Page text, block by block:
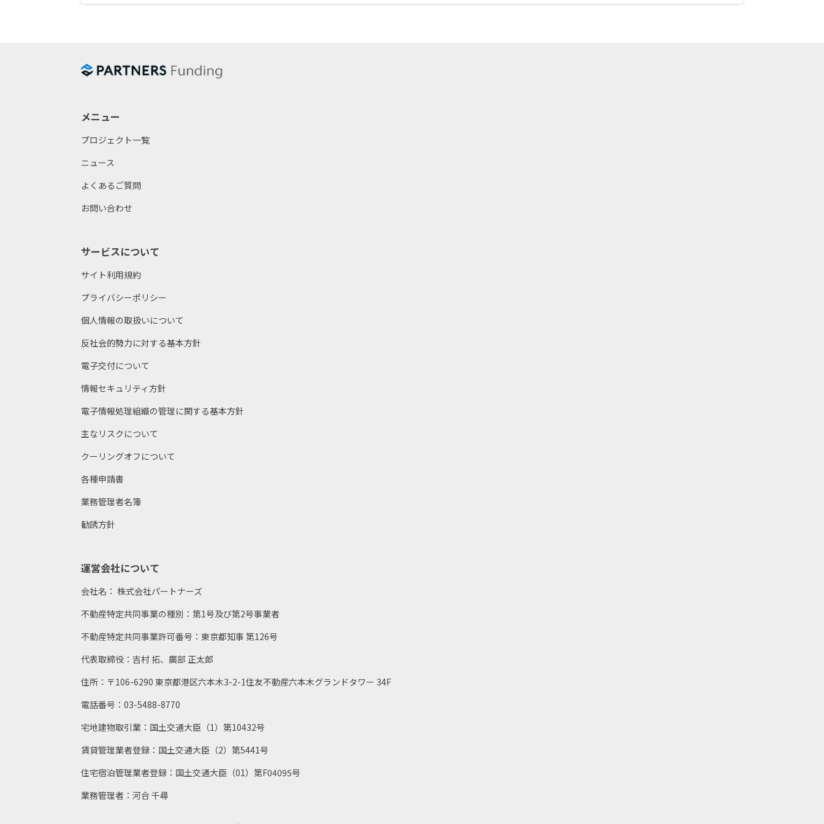
メニュー
プロジェクト一覧
ニュース
よくあるご質問
お問い合わせ
サービスについて
サイト利用規約
プライバシーポリシー
個人情報の取扱いについて
反社会的勢力に対する基本方針
電子交付について
情報セキュリティ方針
電子情報処理組織の管理に関する基本方針
主なリスクについて
クーリングオフについて
各種申請書
業務管理者名簿
勧誘方針
運営会社について
会社名： 株式会社パートナーズ
不動産特定共同事業の種別：第1号及び第2号事業者
不動産特定共同事業許可番号：東京都知事 第126号
代表取締役：吉村 拓、廣部 正太郎
住所：〒106-6290 東京都港区六本木3-2-1住友不動産六本木グランドタワー 34F
電話番号：03-5488-8770
宅地建物取引業：国土交通大臣（1）第10432号
賃貸管理業者登録：国土交通大臣（2）第5441号
住宅宿泊管理業者登録：国土交通大臣（01）第F04095号
業務管理者：河合 千尋